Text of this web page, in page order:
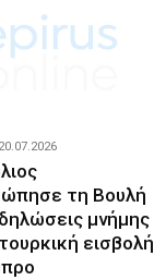
τη Βουλή
μνήμης
εισβολή
20.07.2026